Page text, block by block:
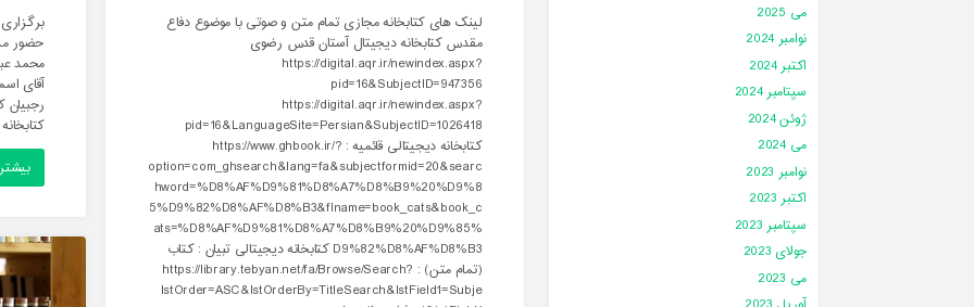
لینک های کتابخانه مجازی تمام متن و صوتی با موضوع دفاع
مقدس کتابخانه دیجیتال آستان قدس رضوی
https://digital.aqr.ir/newindex.aspx?
pid=16&SubjectID=947356
https://digital.aqr.ir/newindex.aspx?
pid=16&LanguageSite=Persian&SubjectID=1026418
کتابخانه دیجیتالی قائمیه : https://www.ghbook.ir/?
option=com_ghsearch&lang=fa&subjectformid=20&searc
hword=%D8%AF%D9%81%D8%A7%D8%B9%20%D9%8
5%D9%82%D8%AF%D8%B3&flname=book_cats&book_c
ats=%D8%AF%D9%81%D8%A7%D8%B9%20%D9%85%
D9%82%D8%AF%D8%B3 کتابخانه دیجیتالی تبیان : کتاب
(تمام متن) : https://library.tebyan.net/fa/Browse/Search?
lstOrder=ASC&lstOrderBy=TitleSearch&lstField1=Subje
حضور
محمد
آقای
رجبیان
بیشتر
می 2025
نوامبر 2024
اکتبر 2024
سپتامبر 2024
ژوئن 2024
می 2024
نوامبر 2023
اکتبر 2023
سپتامبر 2023
جولای 2023
می 2023